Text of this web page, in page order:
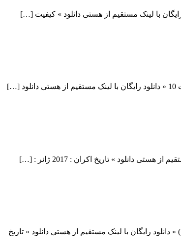
دانلود فیلم Viceroy’s House 2017 دانلود فیلم Viceroy’s House 2017 لینک مستقیم دانلود فیلم Viceroy’s House 2017 با کیفیت خارق العاده (BluRay 720p) « دانلود رایگان با لینک مستقیم از هستی دانلود » تاریخ